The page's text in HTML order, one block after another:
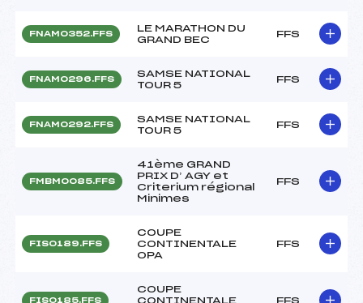
FNAM0352.FFS
LE MARATHON DU
GRAND BEC
FFS
FNAM0296.FFS
SAMSE NATIONAL
TOUR 5
FFS
FNAM0292.FFS
SAMSE NATIONAL
TOUR 5
FFS
FMBM0085.FFS
41ème GRAND
PRIX D’ AGY et
Criterium régional
Minimes
FFS
FIS0189.FFS
COUPE
CONTINENTALE
OPA
FFS
FIS0185.FFS
COUPE
CONTINENTALE
FFS